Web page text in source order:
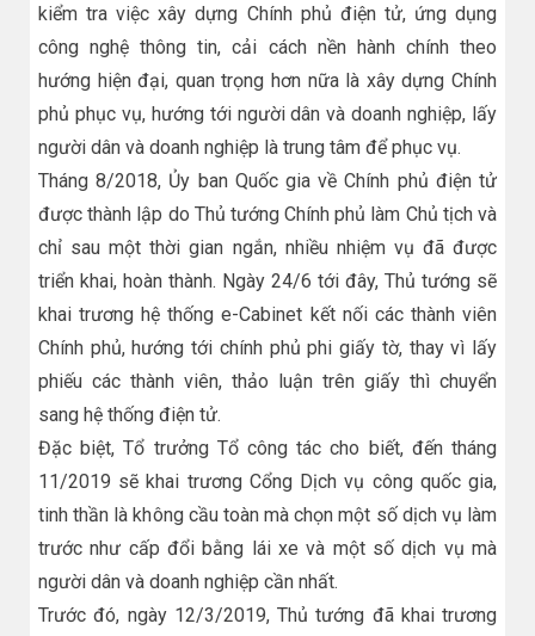
kiểm tra việc xây dựng Chính phủ điện tử, ứng dụng
công nghệ thông tin, cải cách nền hành chính theo
hướng hiện đại, quan trọng hơn nữa là xây dựng Chính
phủ phục vụ, hướng tới người dân và doanh nghiệp, lấy
người dân và doanh nghiệp là trung tâm để phục vụ.
Tháng 8/2018, Ủy ban Quốc gia về Chính phủ điện tử
được thành lập do Thủ tướng Chính phủ làm Chủ tịch và
chỉ sau một thời gian ngắn, nhiều nhiệm vụ đã được
triển khai, hoàn thành. Ngày 24/6 tới đây, Thủ tướng sẽ
khai trương hệ thống e-Cabinet kết nối các thành viên
Chính phủ, hướng tới chính phủ phi giấy tờ, thay vì lấy
phiếu các thành viên, thảo luận trên giấy thì chuyển
sang hệ thống điện tử.
Đặc biệt, Tổ trưởng Tổ công tác cho biết, đến tháng
11/2019 sẽ khai trương Cổng Dịch vụ công quốc gia,
tinh thần là không cầu toàn mà chọn một số dịch vụ làm
trước như cấp đổi bằng lái xe và một số dịch vụ mà
người dân và doanh nghiệp cần nhất.
Trước đó, ngày 12/3/2019, Thủ tướng đã khai trương